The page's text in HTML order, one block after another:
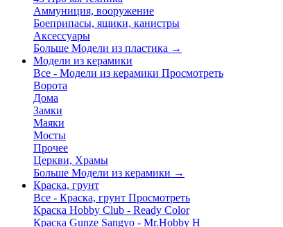
Аммуниция, вооружение
Боеприпасы, ящики, канистры
Аксессуары
Больше Модели из пластика →
Модели из керамики
Все - Модели из керамики Просмотреть
Ворота
Дома
Замки
Маяки
Мосты
Прочее
Церкви, Храмы
Больше Модели из керамики →
Краска, грунт
Все - Краска, грунт Просмотреть
Краска Hobby Club - Ready Color
Краска Gunze Sangyo - Mr.Hobby H